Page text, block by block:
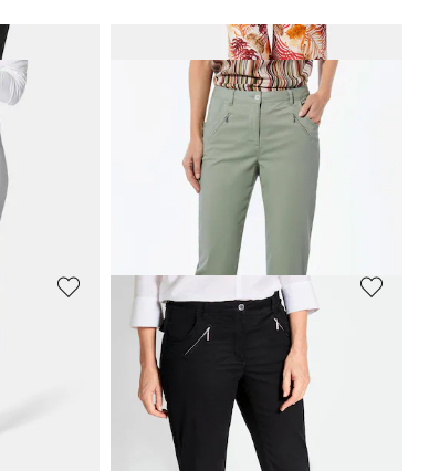
GOLDNER
29,95 €
30-Tage-Bestpreis**: 39,95 € (-25%)